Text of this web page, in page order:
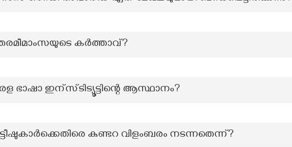
കർത്താവ്?
ഭാഷാ ഇന്സ്ടിട്യൂട്ടിന്റെ ആസ്ഥാനം?
കുണ്ടറ വിളംബരം നടന്നതെന്ന്?